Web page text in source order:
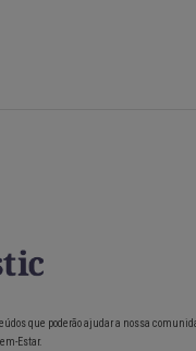
que poderão ajudar a nossa
Estar.